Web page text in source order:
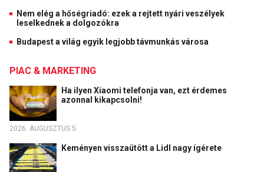
Nem elég a hőségriadó: ezek a rejtett nyári veszélyek
leselkednek a dolgozókra
Budapest a világ egyik legjobb távmunkás városa
PIAC & MARKETING
Ha ilyen Xiaomi telefonja van, ezt érdemes
azonnal kikapcsolni!
2026. AUGUSZTUS 5.
Keményen visszaütött a Lidl nagy ígérete